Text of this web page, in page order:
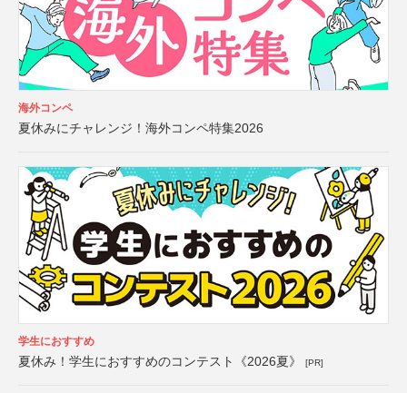
海外コンペ
夏休みにチャレンジ！海外コンペ特集2026
学生におすすめ
夏休み！学生におすすめのコンテスト《2026夏》 [PR]